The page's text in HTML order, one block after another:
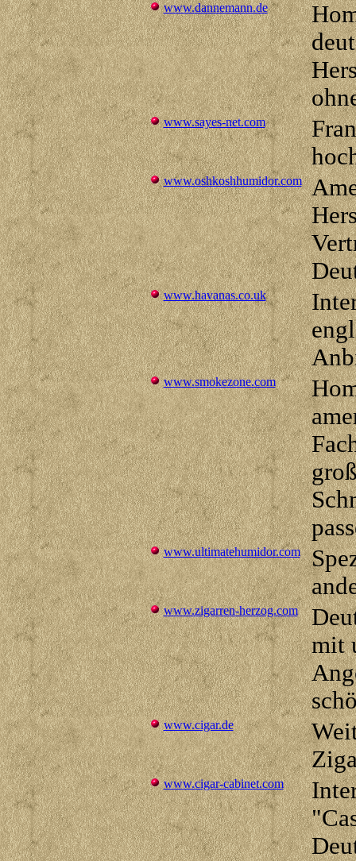
www.dannemann.de
www.sayes-net.com
www.oshkoshhumidor.com
www.havanas.co.uk
www.smokezone.com
www.ultimatehumidor.com
www.zigarren-herzog.com
mit
www.cigar.de
www.cigar-cabinet.com